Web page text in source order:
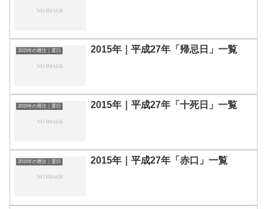
2015年の暦注｜選日 2015年｜平成27年「帰忌日」一覧
2015年の暦注｜選日 2015年｜平成27年「十死日」一覧
2015年の暦注｜選日 2015年｜平成27年「赤口」一覧